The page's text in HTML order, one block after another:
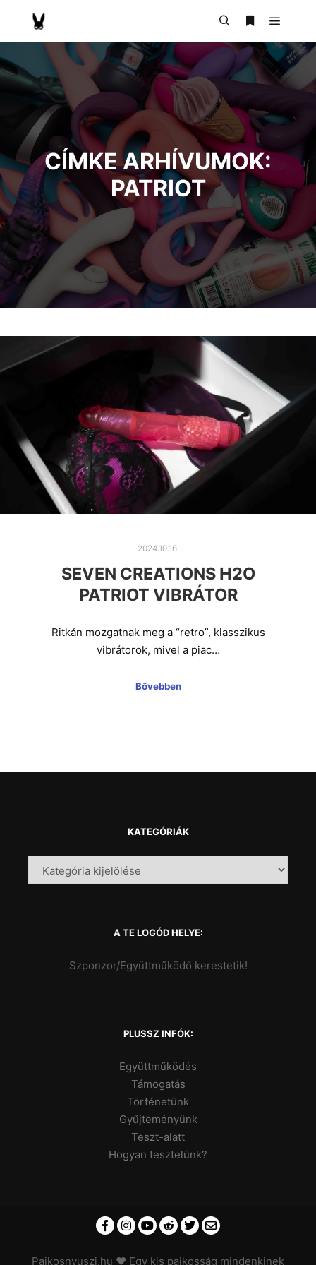
CÍMKE ARHÍVUMOK:
PATRIOT
2024.10.16.
SEVEN CREATIONS H2O
PATRIOT VIBRÁTOR
Ritkán mozgatnak meg a “retro”, klasszikus
vibrátorok, mivel a piac…
Bővebben
KATEGÓRIÁK
A TE LOGÓD HELYE:
Szponzor/Együttműködő kerestetik!
PLUSSZ INFÓK:
Együttműködés
Támogatás
Történetünk
Gyűjteményünk
Teszt-alatt
Hogyan tesztelünk?
Pajkosnyuszi.hu ♥ Egy kis pajkosság mindenkinek